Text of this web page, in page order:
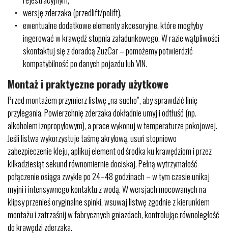
wersję zderzaka (przedlift/polift),
ewentualne dodatkowe elementy akcesoryjne, które mogłyby
ingerować w krawędź stopnia załadunkowego. W razie wątpliwości
skontaktuj się z doradcą ZuzCar – pomożemy potwierdzić
kompatybilność po danych pojazdu lub VIN.
Montaż i praktyczne porady użytkowe
Przed montażem przymierz listwę „na sucho”, aby sprawdzić linię
przylegania. Powierzchnię zderzaka dokładnie umyj i odtłuść (np.
alkoholem izopropylowym), a prace wykonuj w temperaturze pokojowej.
Jeśli listwa wykorzystuje taśmę akrylową, usuń stopniowo
zabezpieczenie kleju, aplikuj element od środka ku krawędziom i przez
kilkadziesiąt sekund równomiernie dociskaj. Pełną wytrzymałość
połączenie osiąga zwykle po 24–48 godzinach – w tym czasie unikaj
myjni i intensywnego kontaktu z wodą. W wersjach mocowanych na
klipsy przenieś oryginalne spinki, wsuwaj listwę zgodnie z kierunkiem
montażu i zatrzaśnij w fabrycznych gniazdach, kontrolując równoległość
do krawędzi zderzaka.